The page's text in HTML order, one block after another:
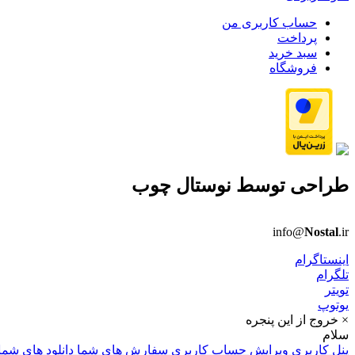
حساب کاربری من
پرداخت
سبد خرید
فروشگاه
طراحی توسط نوستال چوب
info@Nostal.ir
اینستاگرام
تلگرام
تویتر
یوتوپ
× خروج از این پنجره
سلام
پنل کاربری ویرایش حساب کاربری سفارش های شما دانلود های